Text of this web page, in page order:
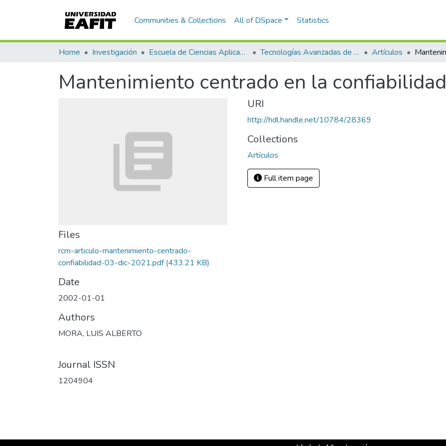
Communities & Collections All of DSpace Statistics
Home Investigación Escuela de Ciencias Aplicadas e Ingeniería Tecnologías Avanzadas de Producción y Mantenimiento Industrial - TAPMI Artículos
Mantenimiento centrado en la confiabilidad
Files
rcm-articulo-mantenimiento-centrado-
confiabilidad-03-dic-2021.pdf(433.21 KB)
Date
2002-01-01
Authors
MORA, LUIS ALBERTO
Journal ISSN
1204904
URI
http://hdl.handle.net/10784/28369
Collections
Artículos
Full item page